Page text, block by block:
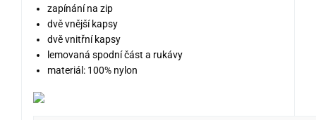
zapínání na zip
dvě vnější kapsy
dvě vnitřní kapsy
lemovaná spodní část a rukávy
materiál: 100% nylon